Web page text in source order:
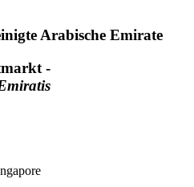
Arabische Emirate
-